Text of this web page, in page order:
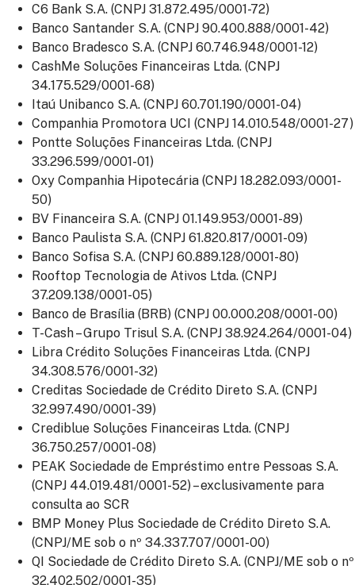
C6 Bank S.A. (CNPJ 31.872.495/0001-72)
Banco Santander S.A. (CNPJ 90.400.888/0001-42)
Banco Bradesco S.A. (CNPJ 60.746.948/0001-12)
CashMe Soluções Financeiras Ltda. (CNPJ
34.175.529/0001-68)
Itaú Unibanco S.A. (CNPJ 60.701.190/0001-04)
Companhia Promotora UCI (CNPJ 14.010.548/0001-27)
Pontte Soluções Financeiras Ltda. (CNPJ
33.296.599/0001-01)
Oxy Companhia Hipotecária (CNPJ 18.282.093/0001-
50)
BV Financeira S.A. (CNPJ 01.149.953/0001-89)
Banco Paulista S.A. (CNPJ 61.820.817/0001-09)
Banco Sofisa S.A. (CNPJ 60.889.128/0001-80)
Rooftop Tecnologia de Ativos Ltda. (CNPJ
37.209.138/0001-05)
Banco de Brasília (BRB) (CNPJ 00.000.208/0001-00)
T-Cash – Grupo Trisul S.A. (CNPJ 38.924.264/0001-04)
Libra Crédito Soluções Financeiras Ltda. (CNPJ
34.308.576/0001-32)
Creditas Sociedade de Crédito Direto S.A. (CNPJ
32.997.490/0001-39)
Crediblue Soluções Financeiras Ltda. (CNPJ
36.750.257/0001-08)
PEAK Sociedade de Empréstimo entre Pessoas S.A.
(CNPJ 44.019.481/0001-52) – exclusivamente para
consulta ao SCR
BMP Money Plus Sociedade de Crédito Direto S.A.
(CNPJ/ME sob o nº 34.337.707/0001-00)
QI Sociedade de Crédito Direto S.A. (CNPJ/ME sob o nº
32.402.502/0001-35)